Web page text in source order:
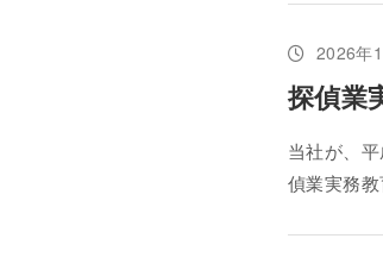
2026年
探偵業
当社が、
偵業実務